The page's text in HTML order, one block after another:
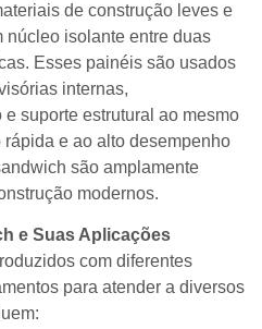
de construção leves e
núcleo isolante entre duas
Esses painéis são usados
internas,
suporte estrutural ao mesmo
e ao alto desempenho
são amplamente
modernos.
e Suas Aplicações
com diferentes
para atender a diversos